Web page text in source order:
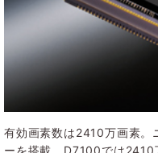
有効画素数は2410万画素。
ーを搭載。D7100では2410